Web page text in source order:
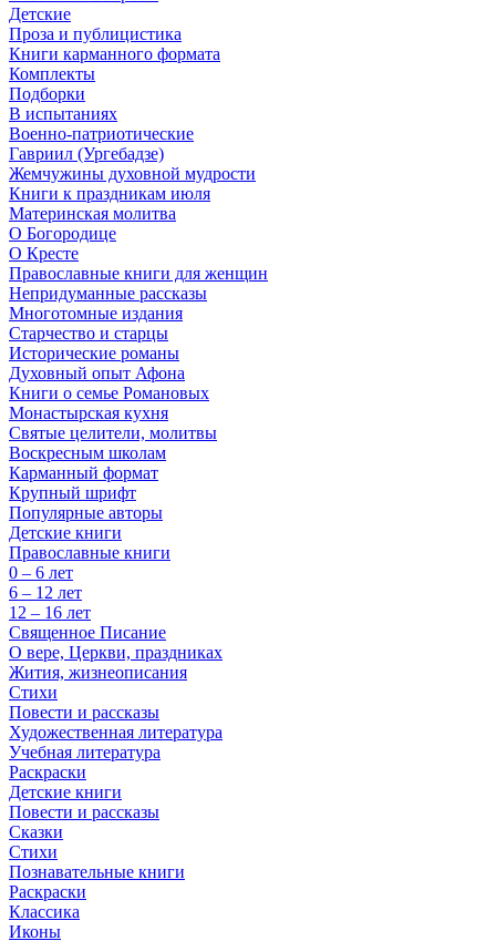
Детские
Проза и публицистика
Книги карманного формата
Комплекты
Подборки
В испытаниях
Военно-патриотические
Гавриил (Ургебадзе)
Жемчужины духовной мудрости
Книги к праздникам июля
Материнская молитва
О Богородице
О Кресте
Православные книги для женщин
Непридуманные рассказы
Многотомные издания
Старчество и старцы
Исторические романы
Духовный опыт Афона
Книги о семье Романовых
Монастырская кухня
Святые целители, молитвы
Воскресным школам
Карманный формат
Крупный шрифт
Популярные авторы
Детские книги
Православные книги
0 – 6 лет
6 – 12 лет
12 – 16 лет
Священное Писание
О вере, Церкви, праздниках
Жития, жизнеописания
Стихи
Повести и рассказы
Художественная литература
Учебная литература
Раскраски
Детские книги
Повести и рассказы
Сказки
Стихи
Познавательные книги
Раскраски
Классика
Иконы